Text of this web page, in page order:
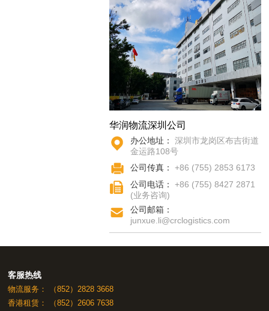
华润物流深圳公司
办公地址：
深圳市龙岗区布吉街道
金运路108号
公司传真：
+86 (755) 2853 6173
公司电话：
+86 (755) 8427 2871
(业务咨询)
公司邮箱：
junxue.li@crclogistics.com
客服热线
物流服务：
（852）2828 3668
香港租赁：
（852）2606 7638